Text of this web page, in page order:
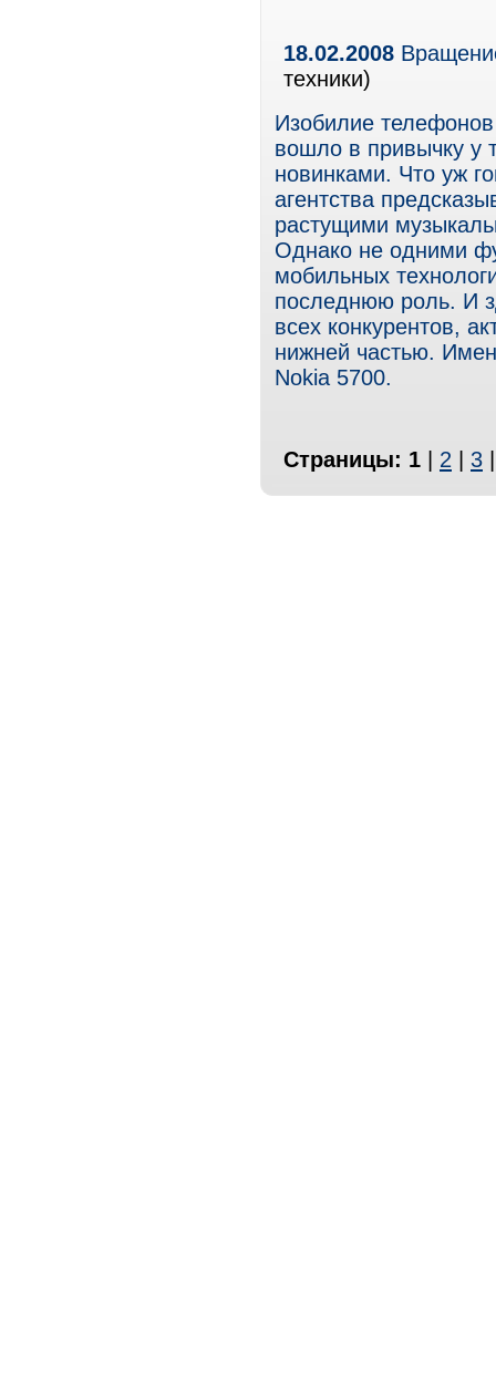
18.02.2008
техники)
Изобилие
вошло в привычку у
новинками. Что уж
агентства
растущими
Однако не одними
мобильных
последнюю роль. И
всех конкурентов,
нижней частью.
Nokiа 5700.
Страницы: 1 2 3